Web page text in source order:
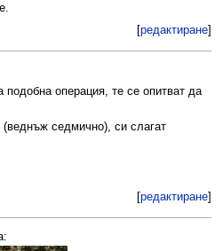
[редактиране
операция, те се опитват да
(веднъж седмично), си слагат
[редактиране